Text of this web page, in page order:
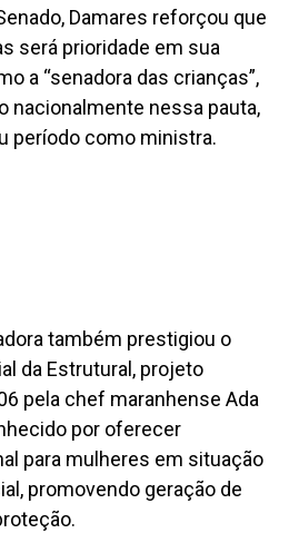
Damares reforçou que
será prioridade em sua
a “senadora das crianças”,
nacionalmente nessa pauta,
período como ministra.
também prestigiou o
da Estrutural, projeto
pela chef maranhense Ada
por oferecer
para mulheres em situação
promovendo geração de